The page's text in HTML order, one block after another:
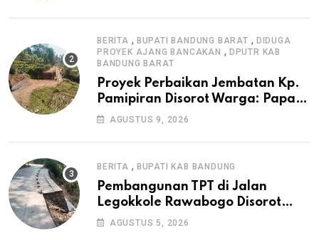
BERITA , BUPATI BANDUNG BARAT , DIDUGA
PROYEK AJANG BANCAKAN , DPUTR KAB
BANDUNG BARAT
Proyek Perbaikan Jembatan Kp.
Pamipiran Disorot Warga: Papan
Informasi Tak Cantumkan PPK,
AGUSTUS 9, 2026
BERITA , BUPATI KAB BANDUNG
Pembangunan TPT di Jalan
Legokkole Rawabogo Disorot
Warga, Selesai Tanpa Papan
AGUSTUS 5, 2026